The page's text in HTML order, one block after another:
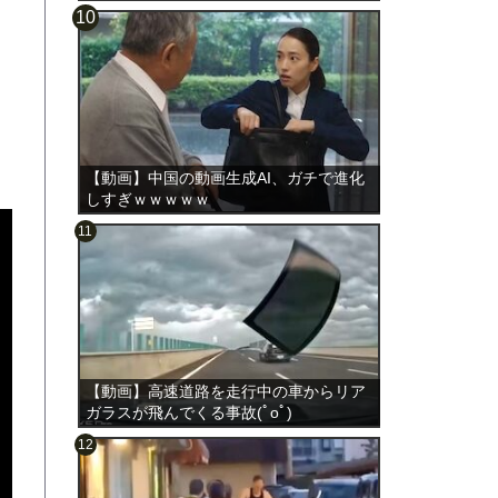
【動画】中国の動画生成AI、ガチで進化
しすぎｗｗｗｗｗ
【動画】高速道路を走行中の車からリア
ガラスが飛んでくる事故(ﾟoﾟ)